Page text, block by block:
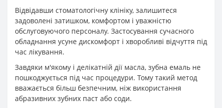
Відвідавши стоматологічну клініку, залишитеся
задоволені затишком, комфортом і уважністю
обслуговуючого персоналу. Застосування сучасного
обладнання усуне дискомфорт і хворобливі відчуття під
час лікування.
Завдяки м'якому і делікатній дії масла, зубна емаль не
пошкоджується під час процедури. Тому такий метод
вважається більш безпечним, ніж використання
абразивних зубних паст або соди.